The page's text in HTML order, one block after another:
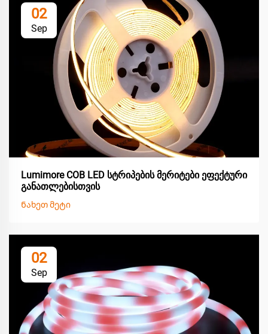
02
Sep
Lumimore COB LED სტრიპების მერიტები ეფექტური
განათლებისთვის
Ნახეთ მეტი
02
Sep